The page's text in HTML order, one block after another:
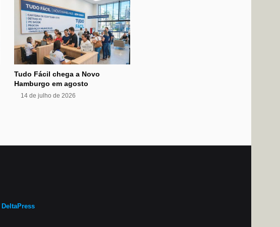
Tudo Fácil chega a Novo
Hamburgo em agosto
14 de julho de 2026
DeltaPress